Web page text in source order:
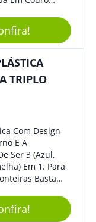
Ter Maior
Carregá-Lo.
Clientes E
Sem Dúvidas
TRIPLO
Com Design
E A
Ser 3 (Azul,
Em 1. Para
Basta